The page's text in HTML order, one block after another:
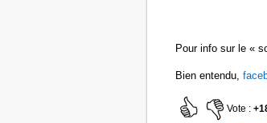
Pour info sur le «
Bien entendu,
Vote :